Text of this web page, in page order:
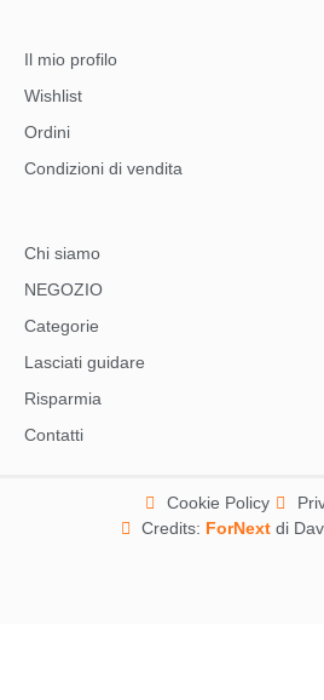
Il mio profilo
Wishlist
Ordini
Condizioni di vendita
Chi siamo
NEGOZIO
Categorie
Lasciati guidare
Risparmia
Contatti
Cookie Policy
Credits: ForNextdi